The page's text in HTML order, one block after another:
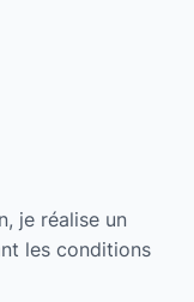
je réalise un
les conditions